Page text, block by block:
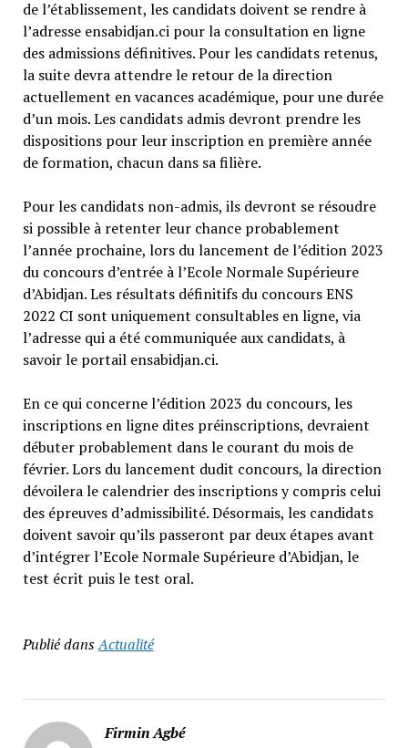
de l’établissement, les candidats doivent se rendre à
l’adresse ensabidjan.ci pour la consultation en ligne
des admissions définitives. Pour les candidats retenus,
la suite devra attendre le retour de la direction
actuellement en vacances académique, pour une durée
d’un mois. Les candidats admis devront prendre les
dispositions pour leur inscription en première année
de formation, chacun dans sa filière.
Pour les candidats non-admis, ils devront se résoudre
si possible à retenter leur chance probablement
l’année prochaine, lors du lancement de l’édition 2023
du concours d’entrée à l’Ecole Normale Supérieure
d’Abidjan. Les résultats définitifs du concours ENS
2022 CI sont uniquement consultables en ligne, via
l’adresse qui a été communiquée aux candidats, à
savoir le portail ensabidjan.ci.
En ce qui concerne l’édition 2023 du concours, les
inscriptions en ligne dites préinscriptions, devraient
débuter probablement dans le courant du mois de
février. Lors du lancement dudit concours, la direction
dévoilera le calendrier des inscriptions y compris celui
des épreuves d’admissibilité. Désormais, les candidats
doivent savoir qu’ils passeront par deux étapes avant
d’intégrer l’Ecole Normale Supérieure d’Abidjan, le
test écrit puis le test oral.
Publié dansActualité
Firmin Agbé